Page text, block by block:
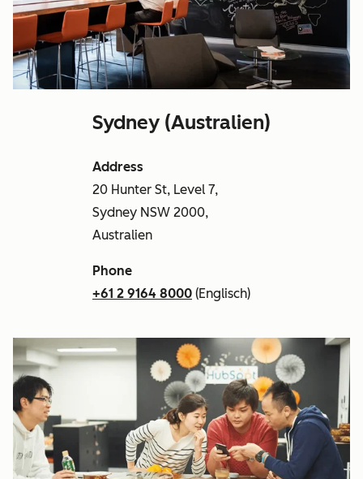
Sydney (Australien)
Address
20 Hunter St, Level 7,
Sydney NSW 2000,
Australien
Phone
+61 2 9164 8000 (Englisch)